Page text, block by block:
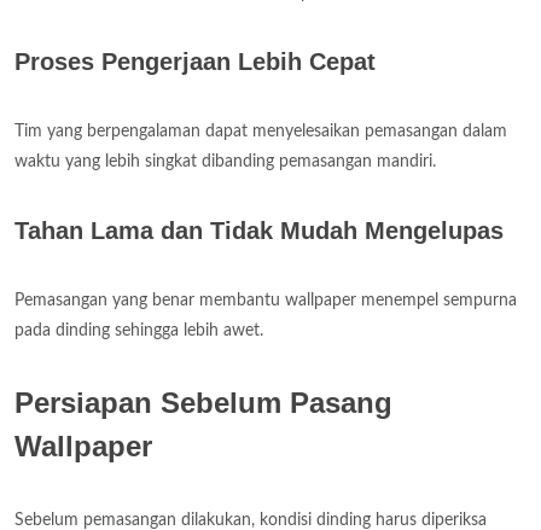
Proses Pengerjaan Lebih Cepat
Tim yang berpengalaman dapat menyelesaikan pemasangan dalam
waktu yang lebih singkat dibanding pemasangan mandiri.
Tahan Lama dan Tidak Mudah Mengelupas
Pemasangan yang benar membantu wallpaper menempel sempurna
pada dinding sehingga lebih awet.
Persiapan Sebelum Pasang
Wallpaper
Sebelum pemasangan dilakukan, kondisi dinding harus diperiksa